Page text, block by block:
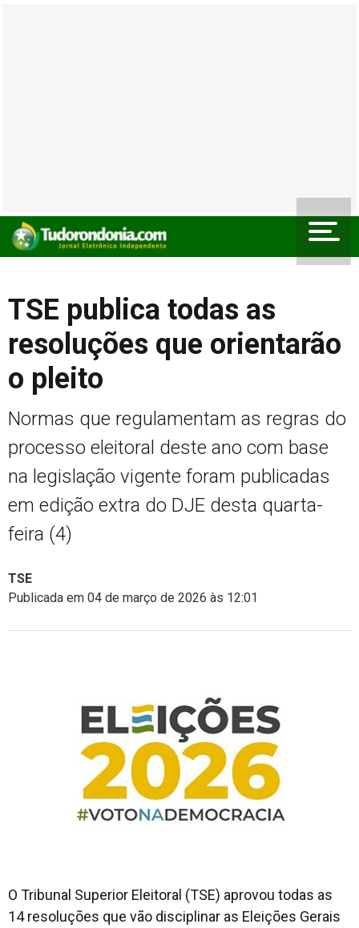
TSE publica todas as
resoluções que orientarão
o pleito
Normas que regulamentam as regras do
processo eleitoral deste ano com base
na legislação vigente foram publicadas
em edição extra do DJE desta quarta-
feira (4)
TSE
Publicada em 04 de março de 2026 às 12:01
O Tribunal Superior Eleitoral (TSE) aprovou todas as
14 resoluções que vão disciplinar as Eleições Gerais